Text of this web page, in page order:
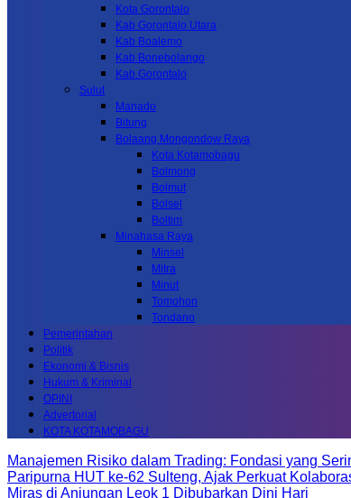
Kota Gorontalo
Kab Gorontalo Utara
Kab Boalemo
Kab.Bonebolango
Kab.Gorontalo
Sulut
Manado
Bitung
Bolaang Mongondow Raya
Kota Kotamobagu
Bolmong
Bolmut
Bolsel
Boltim
Minahasa Raya
Minsel
Mitra
Minut
Tomohon
Tondano
Pemerintahan
Politik
Ekonomi & Bisnis
Hukum & Kriminal
OPINI
Advertorial
KOTA KOTAMOBAGU
Manajemen Risiko dalam Trading: Fondasi yang
Paripurna HUT ke-62 Sulteng, Ajak Perkuat
Miras di Anjungan Leok 1 Dibubarkan Dini Hari